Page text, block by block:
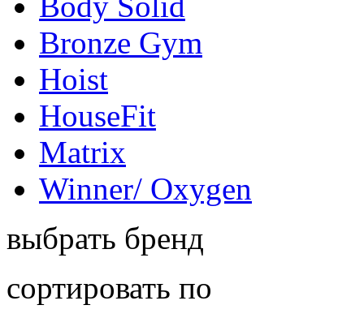
Bronze Gym
Hoist
HouseFit
Matrix
Winner/ Oxygen
выбрать бренд
сортировать по